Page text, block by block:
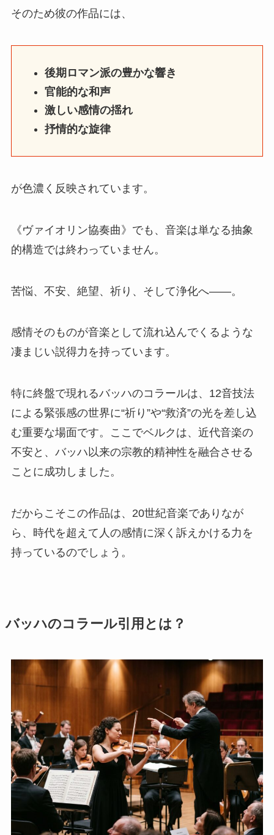
そのため彼の作品には、
後期ロマン派の豊かな響き
官能的な和声
激しい感情の揺れ
抒情的な旋律
が色濃く反映されています。
《ヴァイオリン協奏曲》でも、音楽は単なる抽象
的構造では終わっていません。
苦悩、不安、絶望、祈り、そして浄化へ――。
感情そのものが音楽として流れ込んでくるような
凄まじい説得力を持っています。
特に終盤で現れるバッハのコラールは、12音技法
による緊張感の世界に“祈り”や“救済”の光を差し込
む重要な場面です。ここでベルクは、近代音楽の
不安と、バッハ以来の宗教的精神性を融合させる
ことに成功しました。
だからこそこの作品は、20世紀音楽でありなが
ら、時代を超えて人の感情に深く訴えかける力を
持っているのでしょう。
バッハのコラール引用とは？